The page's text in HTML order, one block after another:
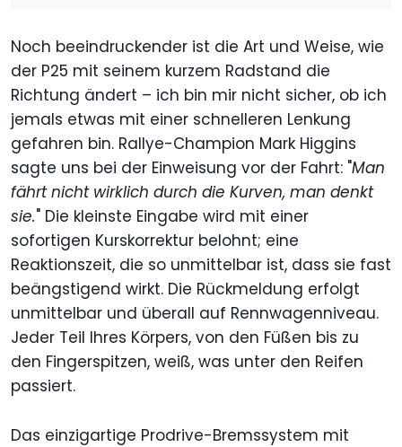
Noch beeindruckender ist die Art und Weise, wie
der P25 mit seinem kurzem Radstand die
Richtung ändert – ich bin mir nicht sicher, ob ich
jemals etwas mit einer schnelleren Lenkung
gefahren bin. Rallye-Champion Mark Higgins
sagte uns bei der Einweisung vor der Fahrt: "Man
fährt nicht wirklich durch die Kurven, man denkt
sie." Die kleinste Eingabe wird mit einer
sofortigen Kurskorrektur belohnt; eine
Reaktionszeit, die so unmittelbar ist, dass sie fast
beängstigend wirkt. Die Rückmeldung erfolgt
unmittelbar und überall auf Rennwagenniveau.
Jeder Teil Ihres Körpers, von den Füßen bis zu
den Fingerspitzen, weiß, was unter den Reifen
passiert.
Das einzigartige Prodrive-Bremssystem mit